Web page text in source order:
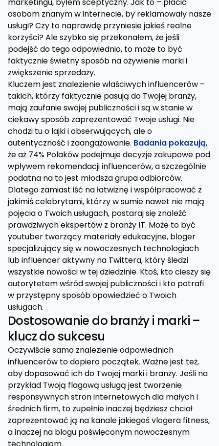
osobom znanym w internecie, by reklamowały nasze
usługi? Czy to naprawdę przyniesie jakieś realne
korzyści? Ale szybko się przekonałem, że jeśli
podejść do tego odpowiednio, to może to być
faktycznie świetny sposób na ożywienie marki i
zwiększenie sprzedaży.
Kluczem jest znalezienie właściwych influencerów –
takich, którzy faktycznie pasują do Twojej branży,
mają zaufanie swojej publiczności i są w stanie w
ciekawy sposób zaprezentować Twoje usługi. Nie
chodzi tu o lajki i obserwujących, ale o
autentyczność i zaangażowanie. Badania pokazują,
że aż 74% Polaków podejmuje decyzje zakupowe pod
wpływem rekomendacji influencerów, a szczególnie
podatna na to jest młodsza grupa odbiorców.
Dlatego zamiast iść na łatwiznę i współpracować z
jakimiś celebrytami, którzy w sumie nawet nie mają
pojęcia o Twoich usługach, postaraj się znaleźć
prawdziwych ekspertów z branży IT. Może to być
youtuber tworzący materiały edukacyjne, bloger
specjalizujący się w nowoczesnych technologiach
lub influencer aktywny na Twittera, który śledzi
wszystkie nowości w tej dziedzinie. Ktoś, kto cieszy się
autorytetem wśród swojej publiczności i kto potrafi
w przystępny sposób opowiedzieć o Twoich
usługach.
Dostosowanie do branży i marki –
klucz do sukcesu
Oczywiście samo znalezienie odpowiednich
influencerów to dopiero początek. Ważne jest też,
aby dopasować ich do Twojej marki i branży. Jeśli na
przykład Twoją flagową usługą jest tworzenie
responsywnych stron internetowych dla małych i
średnich firm, to zupełnie inaczej będziesz chciał
zaprezentować ją na kanale jakiegoś vlogera fitness,
a inaczej na blogu poświęconym nowoczesnym